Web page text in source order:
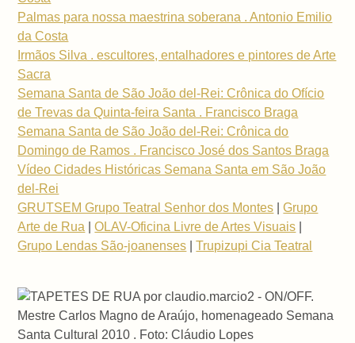
Palmas para nossa maestrina soberana . Antonio Emilio
da Costa
Irmãos Silva . escultores, entalhadores e pintores de Arte
Sacra
Semana Santa de São João del-Rei: Crônica do Ofício
de Trevas da Quinta-feira Santa . Francisco Braga
Semana Santa de São João del-Rei: Crônica do
Domingo de Ramos . Francisco José dos Santos Braga
Vídeo Cidades Históricas Semana Santa em São João
del-Rei
GRUTSEM Grupo Teatral Senhor dos Montes |Grupo
Arte de Rua |OLAV-Oficina Livre de Artes Visuais
Grupo Lendas São-joanenses |Trupizupi Cia Teatral
Mestre Carlos Magno de Araújo, homenageado Semana
Santa Cultural 2010 . Foto: Cláudio Lopes